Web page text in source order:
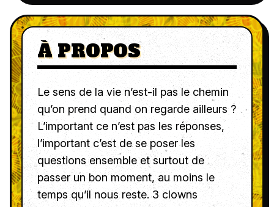
À PROPOS
Le sens de la vie n’est-il pas le chemin
qu’on prend quand on regarde ailleurs ?
L’important ce n’est pas les réponses,
l’important c’est de se poser les
questions ensemble et surtout de
passer un bon moment, au moins le
temps qu’il nous reste. 3 clowns